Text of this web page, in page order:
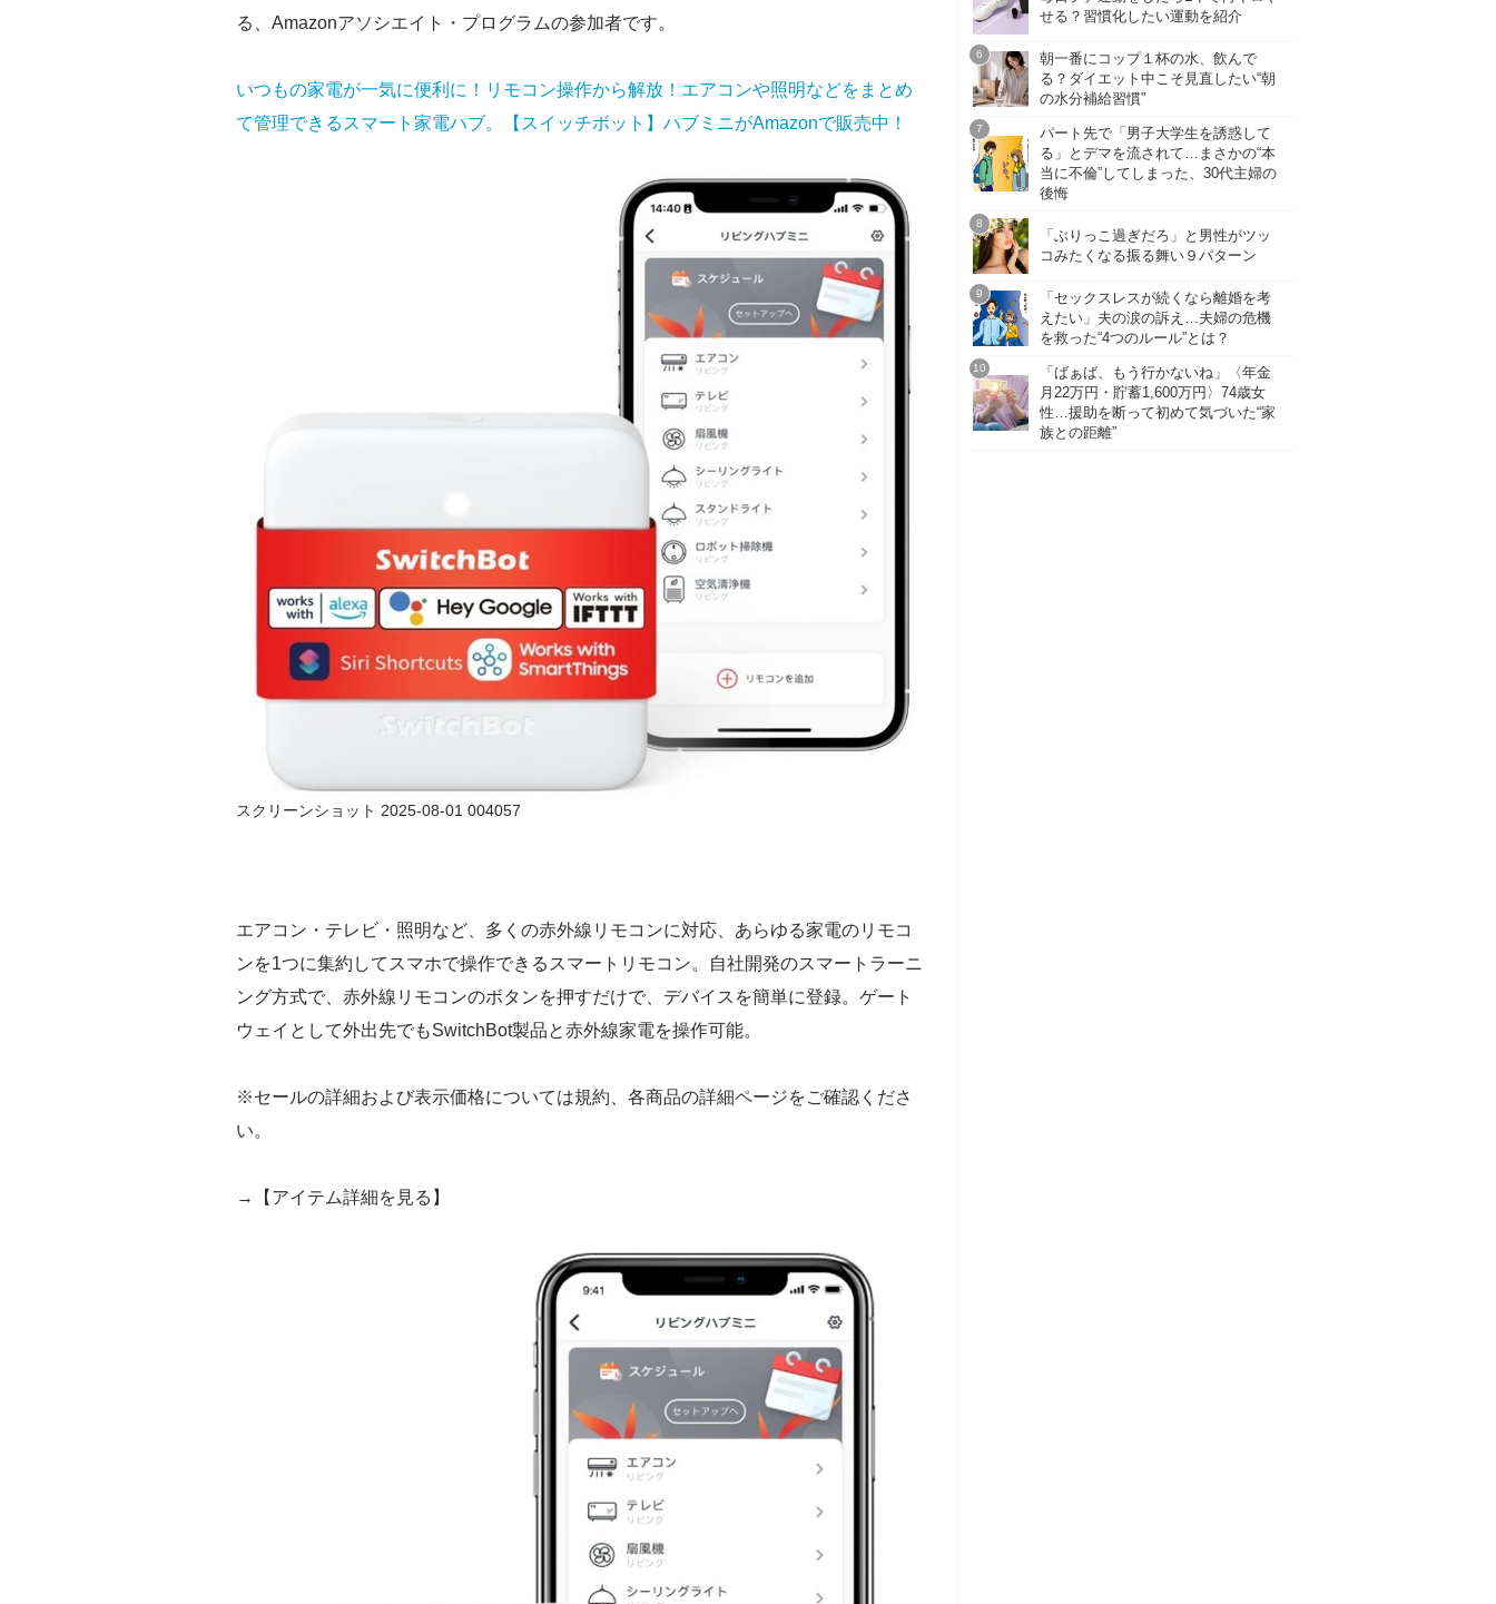
る、Amazonアソシエイト・プログラムの参加者です。
いつもの家電が一気に便利に！リモコン操作から解放！エアコンや照明などをまとめ
て管理できるスマート家電ハブ。【スイッチボット】ハブミニがAmazonで販売中！
スクリーンショット 2025-08-01 004057
エアコン・テレビ・照明など、多くの赤外線リモコンに対応、あらゆる家電のリモコ
ンを1つに集約してスマホで操作できるスマートリモコン。自社開発のスマートラーニ
ング方式で、赤外線リモコンのボタンを押すだけで、デバイスを簡単に登録。ゲート
ウェイとして外出先でもSwitchBot製品と赤外線家電を操作可能。
※セールの詳細および表示価格については規約、各商品の詳細ページをご確認くださ
い。
→【アイテム詳細を見る】
せる？習慣化したい運動を紹介
朝一番にコップ１杯の水、飲んで
る？ダイエット中こそ見直したい“朝
の水分補給習慣”
パート先で「男子大学生を誘惑して
る」とデマを流されて…まさかの“本
当に不倫”してしまった、30代主婦の
後悔
「ぶりっこ過ぎだろ」と男性がツッ
コみたくなる振る舞い９パターン
「セックスレスが続くなら離婚を考
えたい」夫の涙の訴え…夫婦の危機
を救った“4つのルール”とは？
「ばぁば、もう行かないね」〈年金
月22万円・貯蓄1,600万円〉74歳女
性…援助を断って初めて気づいた“家
族との距離”